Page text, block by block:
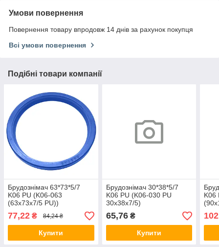
Умови повернення
Повернення товару впродовж 14 днів за рахунок покупця
Всі умови повернення
Подібні товари компанії
Брудознімач 63*73*5/7
K06 PU (K06-063
(63х73х7/5 PU))
77,22 ₴ 84,24 ₴
Купити
Брудознімач 30*38*5/7
K06 PU (K06-030 PU
30х38х7/5)
65,76₴
Купити
K06